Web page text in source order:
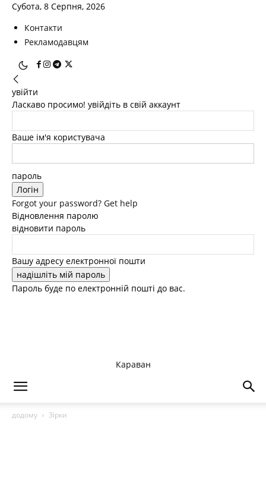
Субота, 8 Серпня, 2026
Контакти
Рекламодавцям
увійти
Ласкаво просимо! увійдіть в свій аккаунт
Ваше ім'я користувача
пароль
Forgot your password? Get help
Відновлення паролю
відновити пароль
Вашу адресу електронної пошти
Пароль буде по електронній пошті до вас.
Караван
додому Зірки